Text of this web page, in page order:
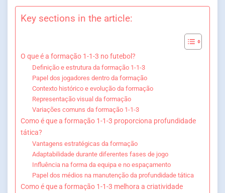
Key sections in the article:
O que é a formação 1-1-3 no futebol?
Definição e estrutura da formação 1-1-3
Papel dos jogadores dentro da formação
Contexto histórico e evolução da formação
Representação visual da formação
Variações comuns da formação 1-1-3
Como é que a formação 1-1-3 proporciona profundidade
tática?
Vantagens estratégicas da formação
Adaptabilidade durante diferentes fases de jogo
Influência na forma da equipa e no espaçamento
Papel dos médios na manutenção da profundidade tática
Como é que a formação 1-1-3 melhora a criatividade